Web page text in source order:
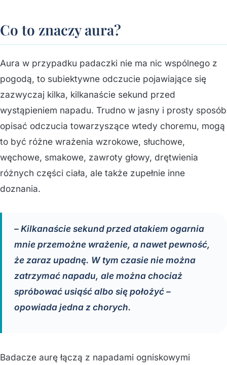
Co to znaczy aura?
Aura w przypadku padaczki nie ma nic wspólnego z
pogodą, to subiektywne odczucie pojawiające się
zazwyczaj kilka, kilkanaście sekund przed
wystąpieniem napadu. Trudno w jasny i prosty sposób
opisać odczucia towarzyszące wtedy choremu, mogą
to być różne wrażenia wzrokowe, słuchowe,
węchowe, smakowe, zawroty głowy, drętwienia
różnych części ciała, ale także zupełnie inne
doznania.
– Kilkanaście sekund przed atakiem ogarnia
mnie przemożne wrażenie, a nawet pewność,
że zaraz upadnę. W tym czasie nie można
zatrzymać napadu, ale można chociaż
spróbować usiąść albo się położyć –
opowiada jedna z chorych.
Badacze aurę łączą z napadami ogniskowymi